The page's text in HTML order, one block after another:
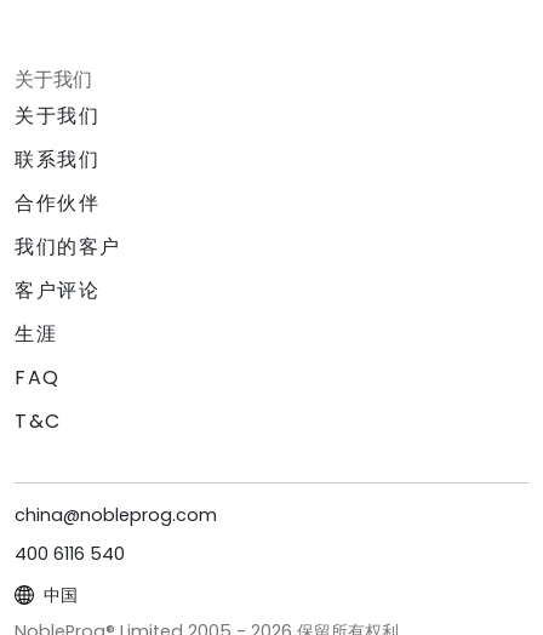
关于我们
关于我们
联系我们
合作伙伴
我们的客户
客户评论
生涯
FAQ
T&C
china@nobleprog.com
400 6116 540
中国